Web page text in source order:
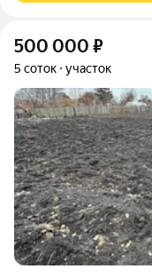
500 000 ₽
5 соток участок